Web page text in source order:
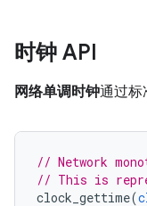
时钟 API
网络单调时钟通过标
// Network
// This is
clock_gettime(